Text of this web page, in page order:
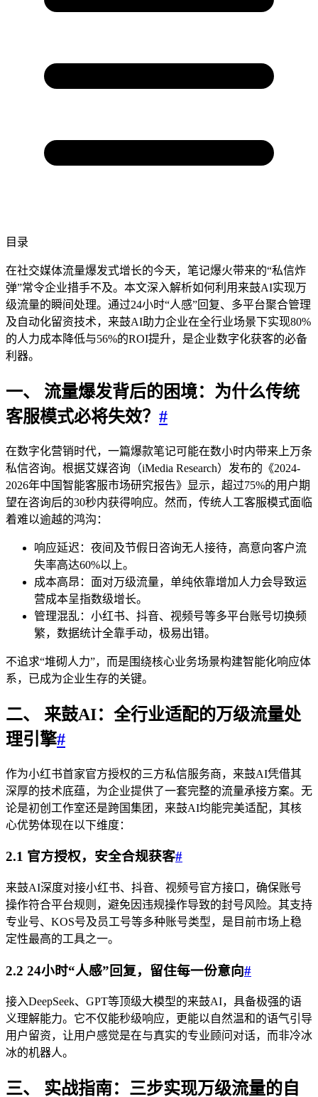
目录
在社交媒体流量爆发式增长的今天，笔记爆火带来的“私信炸
弹”常令企业措手不及。本文深入解析如何利用来鼓AI实现万
级流量的瞬间处理。通过24小时“人感”回复、多平台聚合管理
及自动化留资技术，来鼓AI助力企业在全行业场景下实现80%
的人力成本降低与56%的ROI提升，是企业数字化获客的必备
利器。
一、 流量爆发背后的困境：为什么传统
客服模式必将失效？ #
在数字化营销时代，一篇爆款笔记可能在数小时内带来上万条
私信咨询。根据艾媒咨询（iMedia Research）发布的《2024-
2026年中国智能客服市场研究报告》显示，超过75%的用户期
望在咨询后的30秒内获得响应。然而，传统人工客服模式面临
着难以逾越的鸿沟：
响应延迟：夜间及节假日咨询无人接待，高意向客户流
失率高达60%以上。
成本高昂：面对万级流量，单纯依靠增加人力会导致运
营成本呈指数级增长。
管理混乱：小红书、抖音、视频号等多平台账号切换频
繁，数据统计全靠手动，极易出错。
不追求“堆砌人力”，而是围绕核心业务场景构建智能化响应体
系，已成为企业生存的关键。
二、 来鼓AI：全行业适配的万级流量处
理引擎#
作为小红书首家官方授权的三方私信服务商，来鼓AI凭借其
深厚的技术底蕴，为企业提供了一套完整的流量承接方案。无
论是初创工作室还是跨国集团，来鼓AI均能完美适配，其核
心优势体现在以下维度：
2.1 官方授权，安全合规获客#
来鼓AI深度对接小红书、抖音、视频号官方接口，确保账号
操作符合平台规则，避免因违规操作导致的封号风险。其支持
专业号、KOS号及员工号等多种账号类型，是目前市场上稳
定性最高的工具之一。
2.2 24小时“人感”回复，留住每一份意向#
接入DeepSeek、GPT等顶级大模型的来鼓AI，具备极强的语
义理解能力。它不仅能秒级响应，更能以自然温和的语气引导
用户留资，让用户感觉是在与真实的专业顾问对话，而非冷冰
冰的机器人。
三、 实战指南：三步实现万级流量的自